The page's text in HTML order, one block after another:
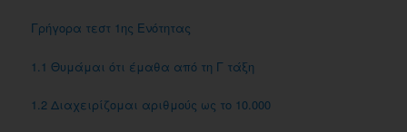
Γρήγορα τεστ 1ης Ενότητας
1.1 Θυμάμαι ότι έμαθα από τη Γ τάξη
1.2 Διαχειρίζομαι αριθμούς ως το 10.000